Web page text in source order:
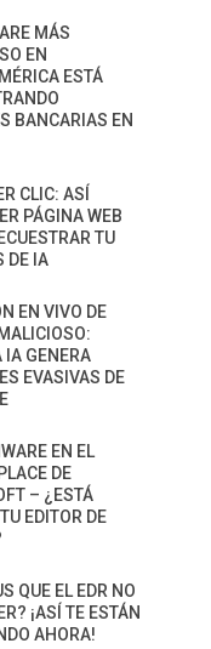
MÁS
EN
ESTÁ
BANCARIAS EN
CLIC: ASÍ
PÁGINA WEB
TU
DE IA
EN VIVO DE
IA GENERA
EVASIVAS DE
EN EL
DE
– ¿ESTÁ
EDITOR DE
QUE EL EDR NO
¡ASÍ TE ESTÁN
AHORA!